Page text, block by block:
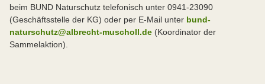
beim BUND Naturschutz telefonisch unter 0941-23090
(Geschäftsstelle der KG) oder per E-Mail unter bund-
naturschutz@albrecht-muscholl.de (Koordinator der
Sammelaktion).